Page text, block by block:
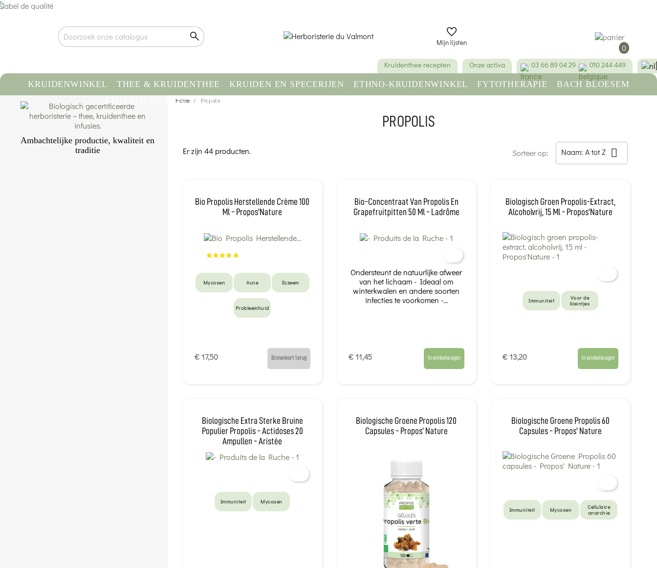
Mijn lijsten 0
Kruidenthee recepten Onze activa 03 66 89 04 29 010 244 449
KRUIDENWINKEL THEE & KRUIDENTHEE KRUIDEN EN SPECERIJEN ETHNO-KRUIDENWINKEL FYTOTHERAPIE
BACH BLOESEM
ETHERISCHE OLIE
VOEDINGSSUPPLEMENT
Ambachtelijke productie, kwaliteit en
traditie
Home Propolis
PROPOLIS
Er zijn 44 producten. Sorteer op: Naam: A tot Z 
Bio Propolis Herstellende Crème 100
Ml - Propos'Nature
Mycosen Acne Eczeem
Probleemhuid
€ 17,50 Binnenkort terug
Bio-Concentraat Van Propolis En
Grapefruitpitten 50 Ml - Ladrôme
Ondersteunt de natuurlijke afweer
van het lichaam - Ideaal om
winterkwalen en andere soorten
infecties te voorkomen -...
€ 11,45 In winkelwagen
Biologisch Groen Propolis-Extract,
Alcoholvrij, 15 Ml - Propos'Nature
Immuniteit
Voor de
kleintjes
€ 13,20 In winkelwagen
Biologische Extra Sterke Bruine
Populier Propolis - Actidoses 20
Ampullen - Aristée
Immuniteit Mycosen
Biologische Groene Propolis 120
Capsules - Propos' Nature
Biologische Groene Propolis 60
Capsules - Propos' Nature
Immuniteit Mycosen
Cellulaire
anarchie